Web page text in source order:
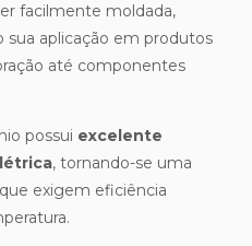
facilmente moldada,
sua aplicação em produtos
até componentes
possui excelente
, tornando-se uma
exigem eficiência